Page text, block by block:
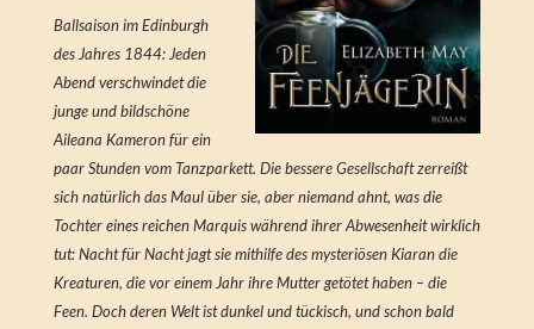
Ballsaison im Edinburgh
des Jahres 1844: Jeden
Abend verschwindet die
junge und bildschöne
Aileana Kameron für ein
paar Stunden vom Tanzparkett. Die bessere Gesellschaft zerreißt
sich natürlich das Maul über sie, aber niemand ahnt, was die
Tochter eines reichen Marquis während ihrer Abwesenheit wirklich
tut: Nacht für Nacht jagt sie mithilfe des mysteriösen Kiaran die
Kreaturen, die vor einem Jahr ihre Mutter getötet haben – die
Feen. Doch deren Welt ist dunkel und tückisch, und schon bald